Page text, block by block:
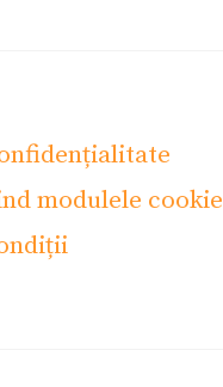
modulele cookie